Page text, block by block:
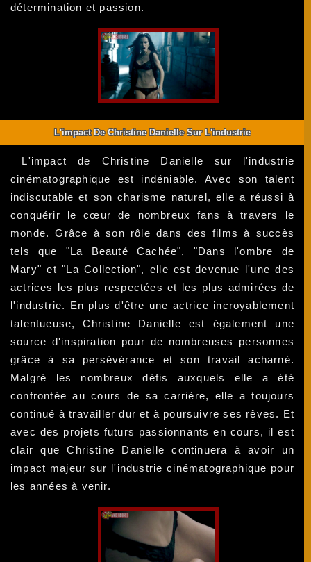
détermination et passion.
L'impact De Christine Danielle Sur L'industrie
L'impact de Christine Danielle sur l'industrie
cinématographique est indéniable. Avec son talent
indiscutable et son charisme naturel, elle a réussi à
conquérir le cœur de nombreux fans à travers le
monde. Grâce à son rôle dans des films à succès
tels que "La Beauté Cachée", "Dans l'ombre de
Mary" et "La Collection", elle est devenue l'une des
actrices les plus respectées et les plus admirées de
l'industrie. En plus d'être une actrice incroyablement
talentueuse, Christine Danielle est également une
source d'inspiration pour de nombreuses personnes
grâce à sa persévérance et son travail acharné.
Malgré les nombreux défis auxquels elle a été
confrontée au cours de sa carrière, elle a toujours
continué à travailler dur et à poursuivre ses rêves. Et
avec des projets futurs passionnants en cours, il est
clair que Christine Danielle continuera à avoir un
impact majeur sur l'industrie cinématographique pour
les années à venir.